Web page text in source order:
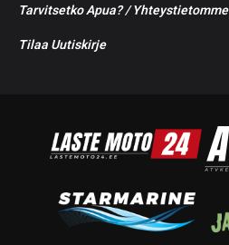
Tarvitsetko Apua? / Yhteystietomme
Tilaa Uutiskirje